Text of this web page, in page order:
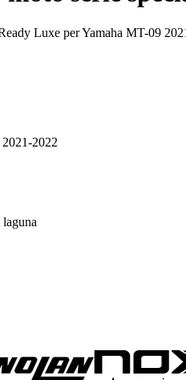
Luxe per Yamaha MT-09
2022